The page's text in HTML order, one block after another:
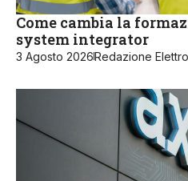
Come cambia la
system integrator
3 Agosto 2026Redazione Elettro